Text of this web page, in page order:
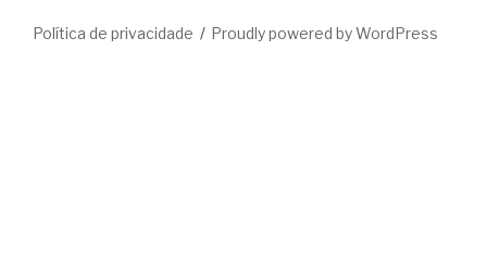
Política de privacidade Proudly powered by WordPress